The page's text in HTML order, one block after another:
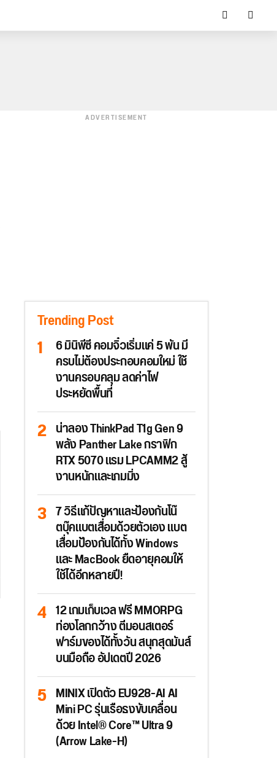
ADVERTISEMENT
Trending Post
6 มินิพีซี คอมจิ๋วเริ่มแค่ 5 พัน มี
ครบไม่ต้องประกอบคอมใหม่ ใช้
งานครอบคลุม ลดค่าไฟ
ประหยัดพื้นที่
น่าลอง ThinkPad T1g Gen 9
พลัง Panther Lake กราฟิก
RTX 5070 แรม LPCAMM2 สู้
งานหนักและเกมมิ่ง
7 วิธีแก้ปัญหาและป้องกันโน๊
ตบุ๊คแบตเสื่อมด้วยตัวเอง แบต
เสื่อมป้องกันได้ทั้ง Windows
และ MacBook ยืดอายุคอมให้
ใช้ได้อีกหลายปี!
12 เกมเก็บเวล ฟรี MMORPG
ท่องโลกกว้าง ตีมอนสเตอร์
ฟาร์มของได้ทั้งวัน สนุกสุดมันส์
บนมือถือ อัปเดตปี 2026
MINIX เปิดตัว EU928-AI AI
Mini PC รุ่นเรือธงขับเคลื่อน
ด้วย Intel® Core™ Ultra 9
(Arrow Lake-H)